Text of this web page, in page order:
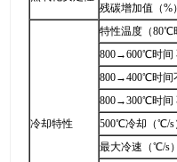
残碳增加值（%
冷却特性
特性温度（80℃
800→600℃时间
800→400℃时间
800→300℃时间
500℃冷却（℃/s
最大冷速（℃/s